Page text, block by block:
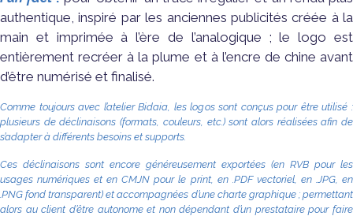
authentique, inspiré par les anciennes publicités créée à la
main et imprimée à l’ère de l’analogique ; le logo est
entièrement recréer à la plume et à l’encre de chine avant
d’être numérisé et finalisé.
Comme toujours avec l’atelier Bidaia, les logos sont conçus pour être utilisé :
plusieurs de déclinaisons (formats, couleurs, etc.) sont alors réalisées afin de
s’adapter à différents besoins et supports.
Ces déclinaisons sont encore généreusement exportées (en RVB pour les
usages numériques et en CMJN pour le print, en .PDF vectoriel, en .JPG, en
.PNG fond transparent) et accompagnées d’une charte graphique ; permettant
alors au client d’être autonome et non dépendant d’un prestataire pour faire